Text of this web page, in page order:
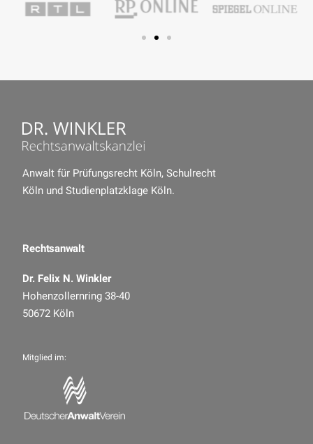
Anwalt für Prüfungsrecht Köln,Schulrecht
Köln undStudienplatzklage Köln.
Rechtsanwalt
Dr. Felix N. Winkler
Hohenzollernring 38-40
50672 Köln
Mitglied im: